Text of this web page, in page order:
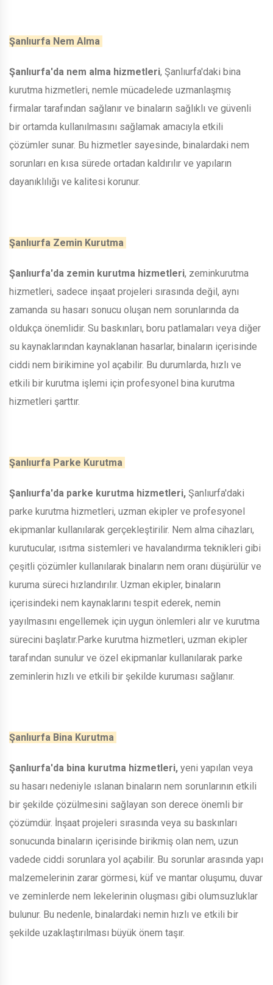
Şanlıurfa Nem Alma
Şanlıurfa'da nem alma hizmetleri, Şanlıurfa'daki bina
kurutma hizmetleri, nemle mücadelede uzmanlaşmış
firmalar tarafından sağlanır ve binaların sağlıklı ve güvenli
bir ortamda kullanılmasını sağlamak amacıyla etkili
çözümler sunar. Bu hizmetler sayesinde, binalardaki nem
sorunları en kısa sürede ortadan kaldırılır ve yapıların
dayanıklılığı ve kalitesi korunur.
Şanlıurfa Zemin Kurutma
Şanlıurfa'da zemin kurutma hizmetleri, zeminkurutma
hizmetleri, sadece inşaat projeleri sırasında değil, aynı
zamanda su hasarı sonucu oluşan nem sorunlarında da
oldukça önemlidir. Su baskınları, boru patlamaları veya diğer
su kaynaklarından kaynaklanan hasarlar, binaların içerisinde
ciddi nem birikimine yol açabilir. Bu durumlarda, hızlı ve
etkili bir kurutma işlemi için profesyonel bina kurutma
hizmetleri şarttır.
Şanlıurfa Parke Kurutma
Şanlıurfa'da parke kurutma hizmetleri, Şanlıurfa'daki
parke kurutma hizmetleri, uzman ekipler ve profesyonel
ekipmanlar kullanılarak gerçekleştirilir. Nem alma cihazları,
kurutucular, ısıtma sistemleri ve havalandırma teknikleri gibi
çeşitli çözümler kullanılarak binaların nem oranı düşürülür ve
kuruma süreci hızlandırılır. Uzman ekipler, binaların
içerisindeki nem kaynaklarını tespit ederek, nemin
yayılmasını engellemek için uygun önlemleri alır ve kurutma
sürecini başlatır.Parke kurutma hizmetleri, uzman ekipler
tarafından sunulur ve özel ekipmanlar kullanılarak parke
zeminlerin hızlı ve etkili bir şekilde kuruması sağlanır.
Şanlıurfa Bina Kurutma
Şanlıurfa'da bina kurutma hizmetleri, yeni yapılan veya
su hasarı nedeniyle ıslanan binaların nem sorunlarının etkili
bir şekilde çözülmesini sağlayan son derece önemli bir
çözümdür. İnşaat projeleri sırasında veya su baskınları
sonucunda binaların içerisinde birikmiş olan nem, uzun
vadede ciddi sorunlara yol açabilir. Bu sorunlar arasında yapı
malzemelerinin zarar görmesi, küf ve mantar oluşumu, duvar
ve zeminlerde nem lekelerinin oluşması gibi olumsuzluklar
bulunur. Bu nedenle, binalardaki nemin hızlı ve etkili bir
şekilde uzaklaştırılması büyük önem taşır.